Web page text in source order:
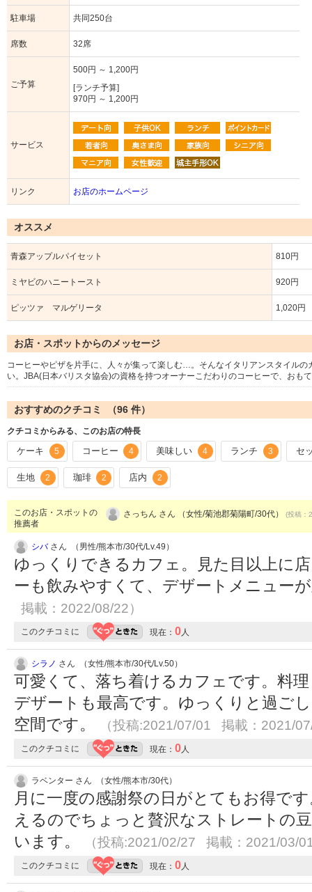
駐車場 共同250台
席数 32席
ご予算
500円 ～ 1,200円
[ランチ予算]
970円 ～ 1,200円
サービス
リンク お店のホームページ
オススメ
青森アップルパイセット 810円
ミヤビのハニートースト 920円
ピッツァ マルゲリータ 1,020円
お店・スポットからのメッセージ
コーヒーやピザを片手に、人々が集って楽しむ…。そんなイタリアンスタイル
い。JBA(日本バリスタ協会)の資格を持つオーナーこだわりのコーヒーで、おも
おすすめのクチコミ （96 件）
クチコミからみる、このお店の特長
ケーキ 5 コーヒー 4 美味しい 4 ランチ 3 セ
生地 2 珈琲 2 店内 2
このお店・スポットの
推薦者
さっちん さん （女性/菊池郡菊陽町/30代） (投稿：
シバさん （男性/熊本市/30代/Lv.49）
ゆっくりできるカフェ。見た目以上に
ーも飲みやすくて、デザートメニュー
掲載：2022/08/22）
このクチコミに 現在： 0人
シラノ さん （女性/熊本市/30代/Lv.50）
可愛くて、落ち着けるカフェです。料
デザートも最高です。ゆっくりと過ご
空間です。
（投稿:2021/07/01 掲載：2021/
このクチコミに 現在： 0人
ラベンター さん （女性/熊本市/30代）
月に一度の感謝祭の日がとてもお得で
えるのでちょっと贅沢なストレートの
います。
（投稿:2021/02/27 掲載：2021/03/
このクチコミに 現在： 0人